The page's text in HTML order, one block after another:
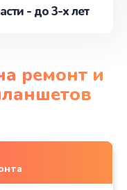
- до 3-х лет
ремонт и